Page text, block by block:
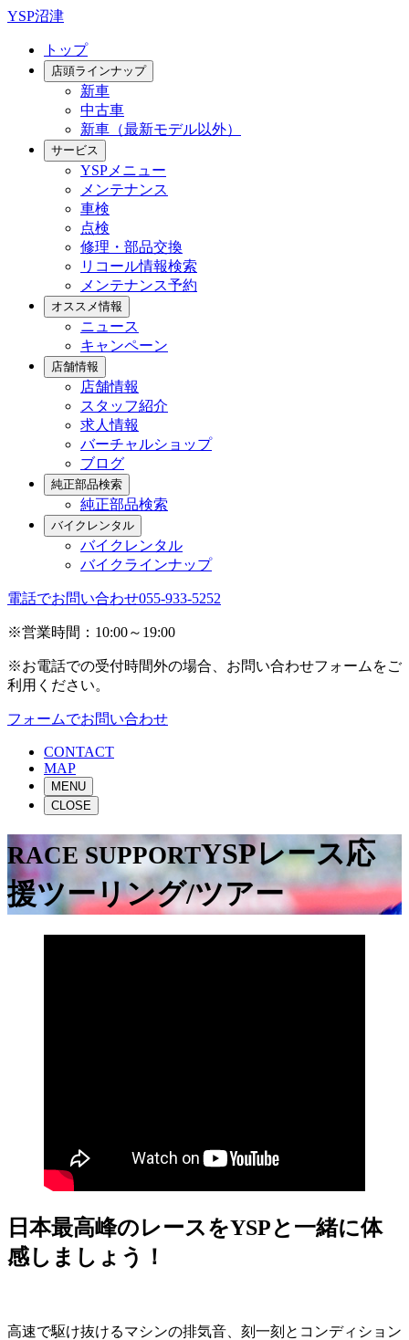
YSP沼津
トップ
店頭ラインナップ
新車
中古車
新車（最新モデル以外）
サービス
YSPメニュー
メンテナンス
車検
点検
修理・部品交換
リコール情報検索
メンテナンス予約
オススメ情報
ニュース
キャンペーン
店舗情報
店舗情報
スタッフ紹介
求人情報
バーチャルショップ
ブログ
純正部品検索
純正部品検索
バイクレンタル
バイクレンタル
バイクラインナップ
電話でお問い合わせ055-933-5252
※営業時間：10:00～19:00
※お電話での受付時間外の場合、お問い合わせフォームをご
利用ください。
フォームでお問い合わせ
CONTACT
MAP
MENU
CLOSE
RACE SUPPORTYSPレース応
援ツーリング/ツアー
日本最高峰のレースをYSPと一緒に体
感しましょう！
高速で駆け抜けるマシンの排気音、刻一刻とコンディション